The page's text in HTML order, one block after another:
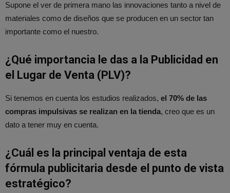
Supone el ver de primera mano las innovaciones tanto a nivel de
materiales como de diseños que se producen en un sector tan
importante como el nuestro.
¿Qué importancia le das a la Publicidad en
el Lugar de Venta (PLV)?
Si tenemos en cuenta los estudios realizados, el 70% de las
compras impulsivas se realizan en la tienda, creo que es un
dato a tener muy en cuenta.
¿Cuál es la principal ventaja de esta
fórmula publicitaria desde el punto de vista
estratégico?